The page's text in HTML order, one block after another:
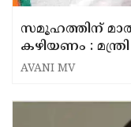
സമൂഹത്തിന്
കഴിയണം :
AVANI MV